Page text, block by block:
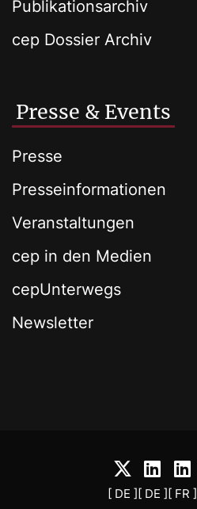
Publikationsarchiv
cep Dossier Archiv
Presse & Events
Presse
Presseinformationen
Veranstaltungen
cep in den Medien
cepUnterwegs
Newsletter
[ DE ][ DE ][ FR ]